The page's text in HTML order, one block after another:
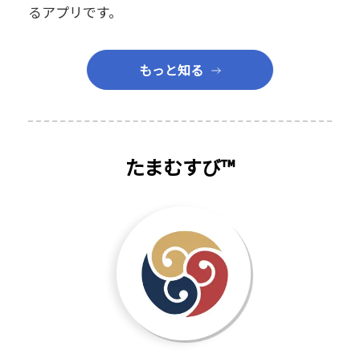
るアプリです。
もっと知る
たまむすび™